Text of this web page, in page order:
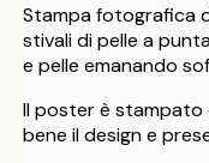
Stampa fotografica
stivali di pelle a
e pelle emanando
Il poster è stampato
bene il design e